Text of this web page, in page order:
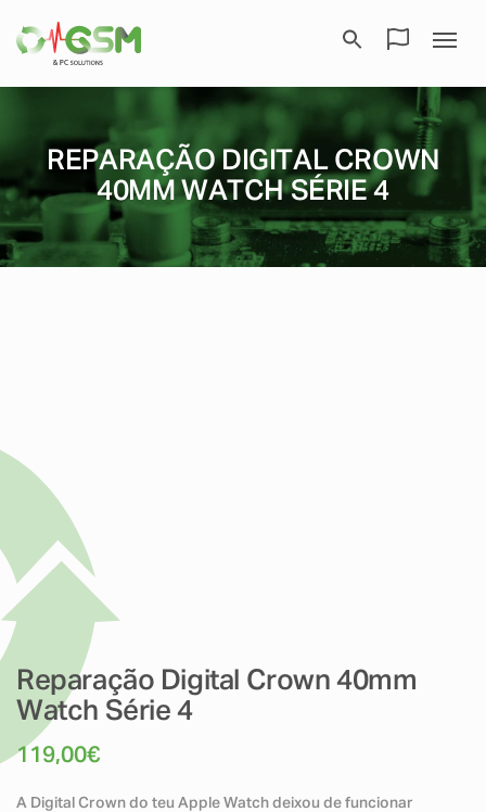
REPARAÇÃO DIGITAL CROWN
40MM WATCH SÉRIE 4
Reparação Digital Crown 40mm
Watch Série 4
119,00€
A Digital Crown do teu Apple Watch deixou de funcionar